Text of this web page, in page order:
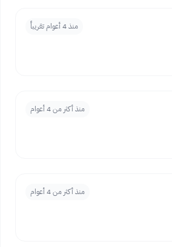
منذ 4 أعوام تقريباً
منذ أكثر من 4 أعوام
منذ أكثر من 4 أعوام